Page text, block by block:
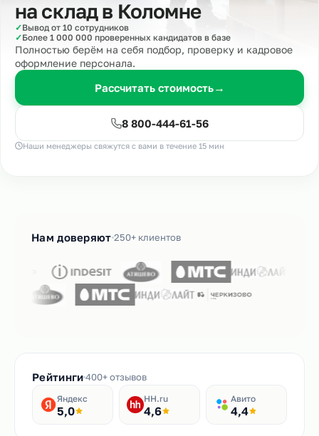
на склад в Коломне
✓Вывод от 10 сотрудников
✓Более 1 000 000 проверенных кандидатов в базе
Полностью берём на себя подбор, проверку и кадровое
оформление персонала.
Рассчитать стоимость→
8 800-444-61-56
Наши менеджеры свяжутся с вами в течение 15 мин
Нам доверяют 250+ клиентов
Рейтинги400+ отзывов
Яндекс
5,0
HH.ru
4,6
Авито
4,4